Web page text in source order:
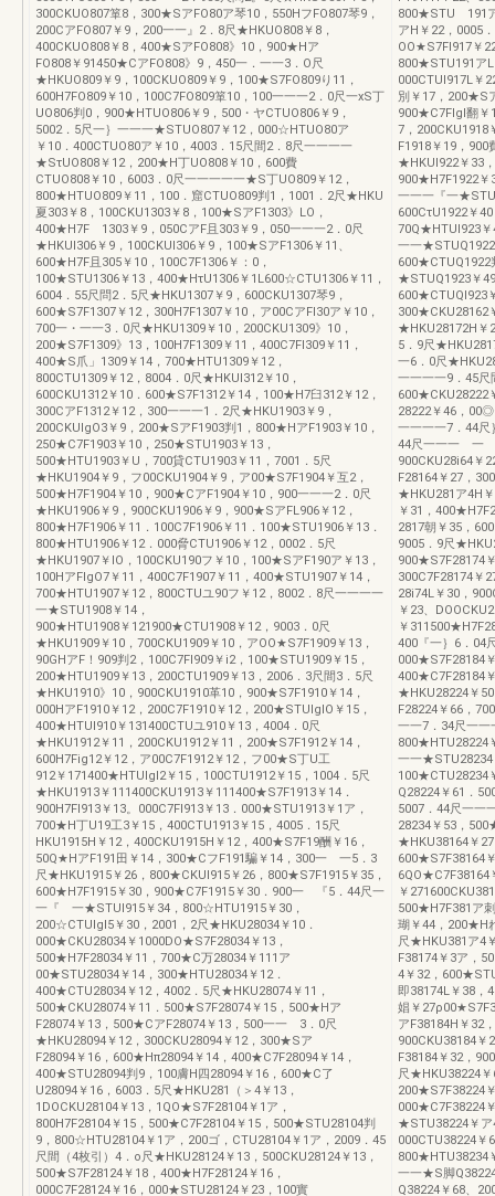
300CKUO807箪8，300★SアFO80ア琴10，550HフFO807琴9，
200CアFO807￥9，200一一』2．8尺★HKUO808￥8，
400CKUO808￥8，400★SアFO808》10，900★Hア
FO808￥91450★CアFO808》9，450一．一一3．O尺
★HKUO809￥9，100CKUO809￥9，100★S7FO809り11，
600H7FO809￥10，100C7FO809箪10，100一一一2．0尺一xS丁
UO806判0，900★HTUO806￥9，500・ヤCTUO806￥9，
5002．5尺一｝一一一★STUO807￥12，000☆HTUO80ア
￥10．400CTUO80ア￥10，4003．15尺間2．8尺一一一一
★SτUO808￥12，200★H丁UO808￥10，600費
CTUO808￥10，6003．0尺一一一一一★S丁UO809￥12，
800★HTUO809￥11，100．窟CTUO809判1，1001．2尺★HKU
夏303￥8，100CKU1303￥8，100★SアF1303》LO，
400★H7F 1303￥9，050CアF且303￥9，050一一一2．0尺
★HKUI306￥9，100CKUI306￥9，100★SアF1306￥11、
600★H7F且305￥10，100C7F1306￥：0，
100★STU1306￥13，400★HτU1306￥1L600☆CTU1306￥11，
6004．55尺問2．5尺★HKU1307￥9，600CKU1307琴9，
600★S7F1307￥12，300H7F1307￥10，ア00CアFI30ア￥10，
700一・一一3．0尺★HKU1309￥10，200CKU1309》10，
200★S7F1309》13，100H7F1309￥11，400C7FI309￥11，
400★S爪」1309￥14，700★HTU1309￥12，
800CTU1309￥12，8004．0尺★HKUI312￥10，
600CKU1312￥10．600★S7F1312￥14，100★H7臼312￥12，
300CアF1312￥12，300一一一1．2尺★HKU1903￥9，
200CKUIgO3￥9，200★SアF1903判1，800★HアF1903￥10，
250★C7F1903￥10，250★STU1903￥13，
500★HTU1903￥U，700貸CTU1903￥11，7001．5尺
★HKU1904￥9，フ00CKU1904￥9，ア00★S7F1904￥互2，
500★H7F1904￥10，900★CアF1904￥10，900一一一2．0尺
★HKU1906￥9，900CKU1906￥9，900★SアFL906￥12，
800★H7F1906￥11．100C7F1906￥11．100★STU1906￥13．
800★HTU1906￥12．000脅CTU1906￥12，0002．5尺
★HKU1907￥IO，100CKU190フ￥10，100★SアF190ア￥13，
100HアFlgO7￥11，400C7F1907￥11，400★STU1907￥14，
700★HTU1907￥12，800CTUユ90フ￥12，8002．8尺一一一一
一★STU1908￥14，
900★HTU1908￥121900★CTU1908￥12，9003．0尺
★HKU1909￥10，700CKU1909￥10，アOO★S7F1909￥13，
90GHアF！909判2，100C7Fl909￥i2，100★STU1909￥15，
200★HTU1909￥13，200CTU1909￥13，2006．3尺間3．5尺
★HKU1910》10，900CKU1910革10，900★S7F1910￥14，
000HアF1910￥12，200C7F1910￥12，200★STUIglO￥15，
400★HTUI910￥131400CTUユ910￥13，4004．0尺
★HKU1912￥11，200CKU1912￥11，200★S7F1912￥14，
600H7Fig12￥12，ア00C7F1912￥12，フ00★S丁U工
912￥171400★HTUlgl2￥15，100CTU1912￥15，1004．5尺
★HKU1913￥111400CKU1913￥111400★S7F1913￥14．
900H7Fl913￥13。000C7Fl913￥13．000★STU1913￥1ア，
700★H丁U19工3￥15，400CTU1913￥15，4005．15尺
HKU1915H￥12，400CKU1915H￥12，400★S7F19酬￥16，
50Q★HアF191田￥14，300★CフF191騙￥14，300一 一5．3
尺★HKU1915￥26，800★CKUI915￥26，800★S7F1915￥35，
600★H7F1915￥30，900★C7F1915￥30．900一 『5．44尺一
一『 一★STUI915￥34，800☆HTU1915￥30，
200☆CTUIgl5￥30，2001，2尺★HKU28034￥10．
000★CKU28034￥1000DO★S7F28034￥13，
500★H7F28034￥11，700★C万28034￥111ア
00★STU28034￥14，300★HTU28034￥12．
400★CTU28034￥12，4002．5尺★HKU28074￥11，
500★CKU28074￥11．500★S7F28074￥15，500★Hア
F28074￥13，500★CアF28074￥13，500一一 3．0尺
★HKU28094￥12，300CKU28094￥12，300★Sア
F28094￥16，600★Hπ28094￥14，400★C7F28094￥14，
400★STU28094判9，100膚H四28094￥16，600★C了
U28094￥16，6003．5尺★HKU281（＞4￥13，
1DOCKU28104￥13，1QO★S7F28104￥1ア，
800H7F28104￥15，500★C7F28104￥15，500★STU28104判
9，800☆HTU28104￥1ア，200ゴ，CTU28104￥1ア，2009．45
尺間（4枚引）4．o尺★HKU28124￥13，500CKU28124￥13，
500★S7F28124￥18，400★H7F28124￥16，
000C7F28124￥16，000★STU28124￥23，100實
800★STU 191ア
アH￥22，0005
OO★S7Fl917￥
800★STU191ア
000CTUI917L￥
別￥17，200★S
900★C7Flgl翻￥
7，
F1918￥19，
★HKUI922￥33
900★H7F1922￥
一一一『一
600CτU1922￥
70Q★HTUI923
一一
600★CTUQ1922
★STUQ1923￥
600★CTUQI923
300★CKU28162
★HKU28172H￥
5．9尺
一6．0尺
一一一一9．45
600★CKU28222
28222￥46，
一一一一7．44
44尺一一一 一
900CKU28i64￥
F28164￥27，
★HKU281ア4H
￥31，
2817朝￥35，
9005．9尺
900★S7F28174
300C7F28174￥
28i74L￥30，
￥23、
￥
400『一｝6．04
000★S7F28184
400★C7F28184
★HKU28224￥
F28224￥66，
一一7．34尺一
800★HTU28224
一一★STU28234
100★CTU28234
Q28224￥61．
5007．44尺一一
28234￥53，
★HKU38164￥
600★S7F38164
6QO★C7F38164
￥
500★H7F381ア
瑚￥44，200★H
尺★HKU381ア4
F38174￥3ア，
4￥32，
即38174L￥38，
娼￥
アF38184H￥32
900CKU38184
F38184￥32，
尺★HKU38224￥
200★S7F38224
000★C7F38224
★STU38224￥
000CTU38224￥
800★HTU38234
一一★S脚
Q38224￥68、